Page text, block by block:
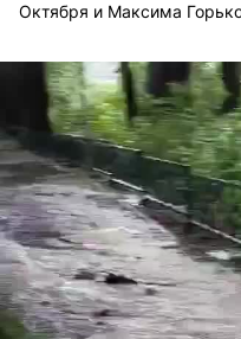
Октября и Максима